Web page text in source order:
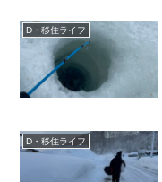
D・移住ライフ
D・移住ライフ